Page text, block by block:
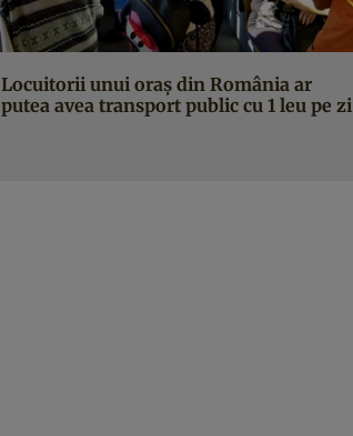
Locuitorii unui oraș din România ar
putea avea transport public cu 1 leu pe zi